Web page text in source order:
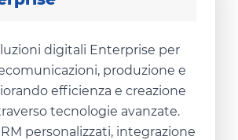
digitali Enterprise per
produzione e
efficienza e creazione
tecnologie avanzate.
personalizzati, integrazione